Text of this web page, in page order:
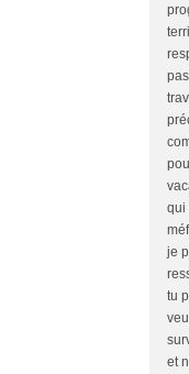
qui
je
tu
et